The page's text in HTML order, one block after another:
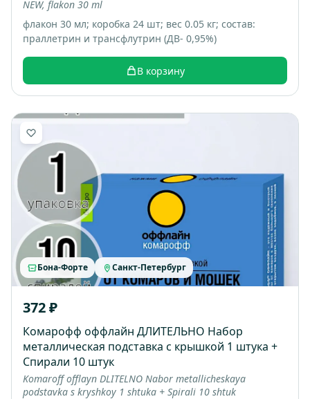
NEW, flakon 30 ml
флакон 30 мл; коробка 24 шт; вес 0.05 кг; состав:
праллетрин и трансфлутрин (ДВ- 0,95%)
В корзину
Бона-Форте Санкт-Петербург
372 ₽
Комарофф оффлайн ДЛИТЕЛЬНО Набор
металлическая подставка с крышкой 1 штука +
Спирали 10 штук
Komaroff offlayn DLITELNO Nabor metallicheskaya
podstavka s kryshkoy 1 shtuka + Spirali 10 shtuk